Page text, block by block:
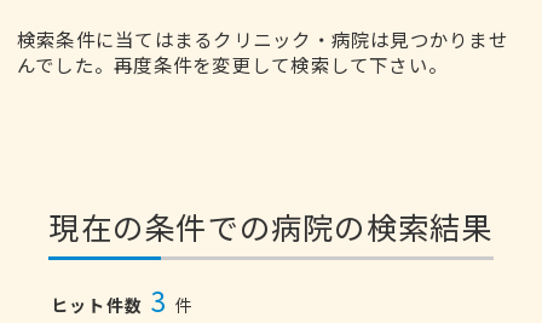
検索条件に当てはまるクリニック・病院は見つかりませ
んでした。再度条件を変更して検索して下さい。
現在の条件での病院の検索結果
ヒット件数 3 件